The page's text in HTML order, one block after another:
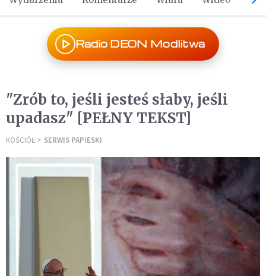
Radio DEON Modlitwa
"Zrób to, jeśli jesteś słaby, jeśli
upadasz" [PEŁNY TEKST]
KOŚCIÓŁ SERWIS PAPIESKI